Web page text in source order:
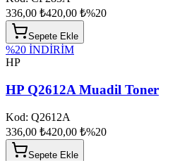
336,00 ₺420,00 ₺%20
Sepete Ekle
%20 İNDİRİM
HP
HP Q2612A Muadil Toner
Kod: Q2612A
336,00 ₺420,00 ₺%20
Sepete Ekle